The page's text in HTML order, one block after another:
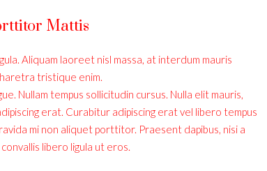
Mattis
Aliquam laoreet nisl massa, at interdum mauris
tristique enim.
Nullam tempus sollicitudin cursus. Nulla elit mauris,
erat. Curabitur adipiscing erat vel libero tempus
mi non aliquet porttitor. Praesent dapibus, nisi a
libero ligula ut eros.